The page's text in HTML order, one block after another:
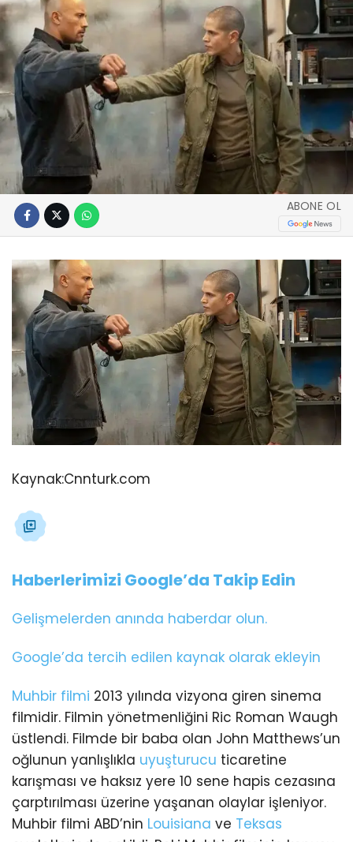
ABONE OL
Kaynak:Cnnturk.com
Haberlerimizi Google’da Takip Edin
Gelişmelerden anında haberdar olun.
Google’da tercih edilen kaynak olarak ekleyin
Muhbir filmi 2013 yılında vizyona giren sinema
filmidir. Filmin yönetmenliğini Ric Roman Waugh
üstlendi. Filmde bir baba olan John Matthews’un
oğlunun yanlışlıkla uyuşturucu ticaretine
karışması ve haksız yere 10 sene hapis cezasına
çarptırılması üzerine yaşanan olaylar işleniyor.
Muhbir filmi ABD’nin Louisiana ve Teksas